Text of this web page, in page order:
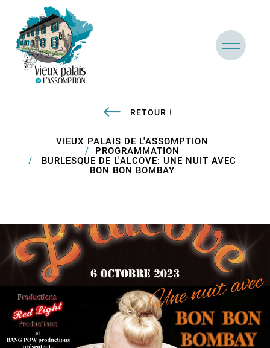
RETOUR
VIEUX PALAIS DE L'ASSOMPTION
PROGRAMMATION
BURLESQUE DE L'ALCOVE: UNE NUIT AVEC
BON BON BOMBAY